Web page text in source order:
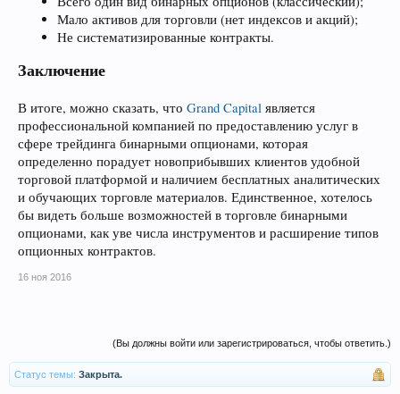
Мало активов для торговли (нет индексов и акций);
Не систематизированные контракты.
Заключение
В итоге, можно сказать, что Grand Capital является
профессиональной компанией по предоставлению услуг в
сфере трейдинга бинарными опционами, которая
определенно порадует новоприбывших клиентов удобной
торговой платформой и наличием бесплатных аналитических
и обучающих торговле материалов. Единственное, хотелось
бы видеть больше возможностей в торговле бинарными
опционами, как уве числа инструментов и расширение типов
опционных контрактов.
16 ноя 2016
(Вы должны войти или зарегистрироваться, чтобы ответить.)
Статус темы: Закрыта.